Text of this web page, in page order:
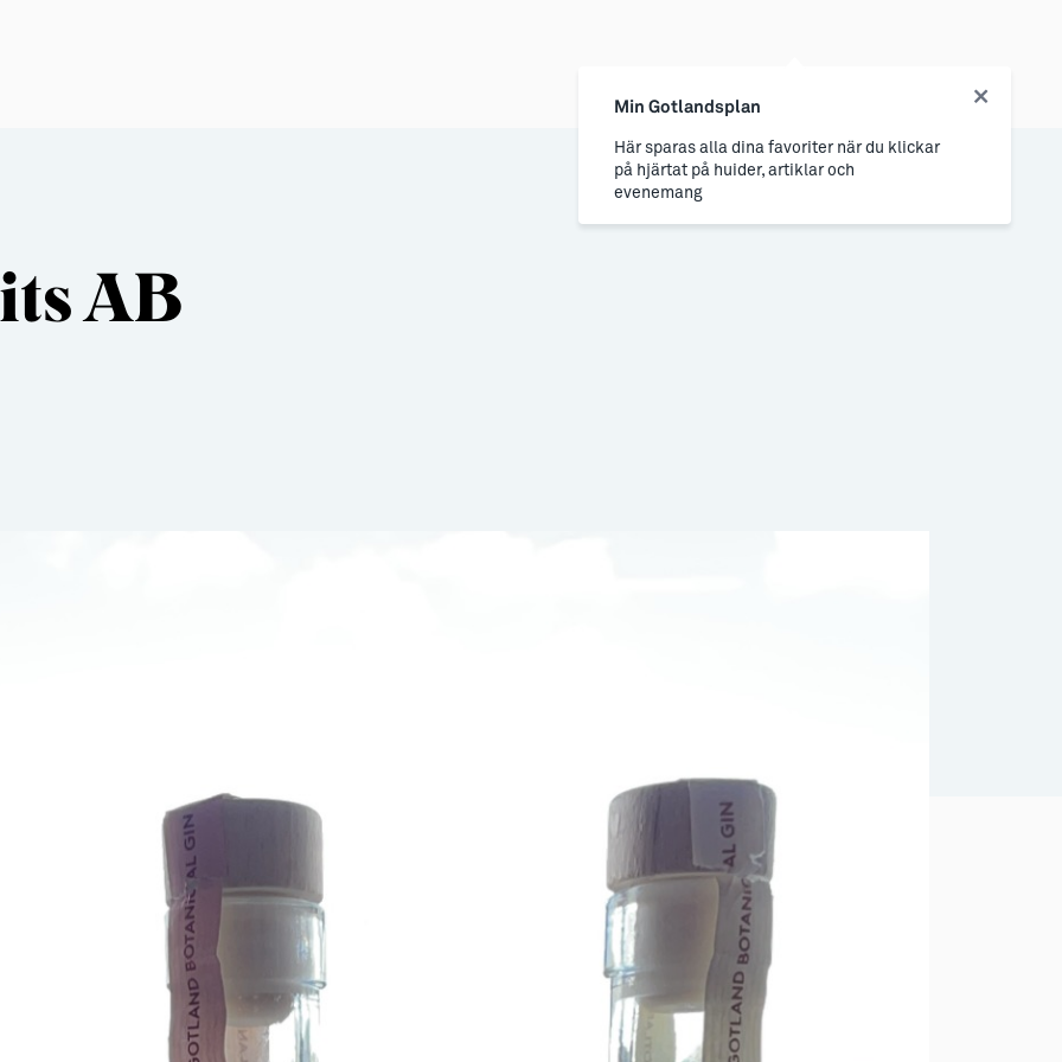
AB
Min Gotlandsplan
Här sparas alla dina favoriter när du klickar
på hjärtat på huider, artiklar och
evenemang